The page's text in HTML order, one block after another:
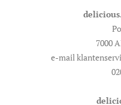
7000
e-mail